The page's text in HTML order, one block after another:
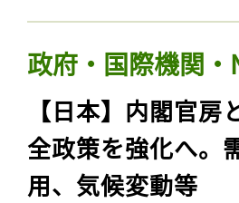
政府・国際機関・
【日本】内閣官
全政策を強化へ。
用、気候変動等